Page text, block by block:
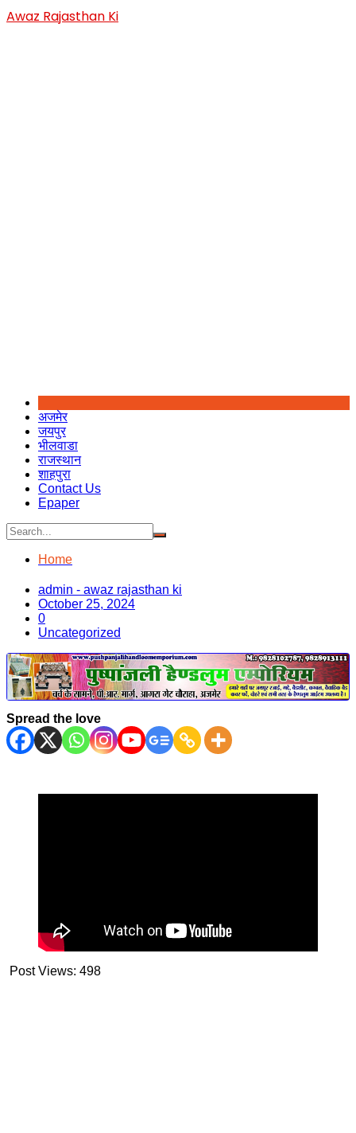
Skip
to
Awaz Rajasthan Ki
अजमेर
जयपुर
भीलवाडा
राजस्थान
शाहपुरा
Contact Us
Epaper
Home
admin - awaz rajasthan ki
October 25, 2024
0
Uncategorized
Spread the love
Post Views: 498